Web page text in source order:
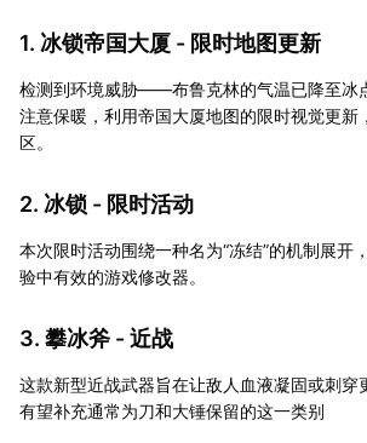
1. 冰锁帝国大厦 - 限时地图更新
检测到环境威胁——布鲁克林的气温已降至冰
注意保暖，利用帝国大厦地图的限时视觉更新
区。
2. 冰锁 - 限时活动
本次限时活动围绕一种名为“冻结”的机制展开
验中有效的游戏修改器。
3. 攀冰斧 - 近战
这款新型近战武器旨在让敌人血液凝固或刺穿
有望补充通常为刀和大锤保留的这一类别